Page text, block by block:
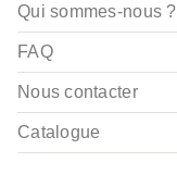
Qui sommes-nous ?
FAQ
Nous contacter
Catalogue